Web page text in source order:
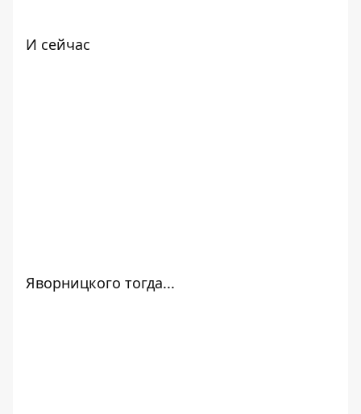
И сейчас
Яворницкого тогда...